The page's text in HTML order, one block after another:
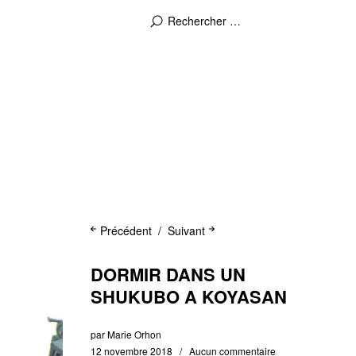
Suivant
Précédent
DORMIR DANS UN
SHUKUBO A KOYASAN
parMarie Orhon
12 novembre 2018
Aucun commentaire